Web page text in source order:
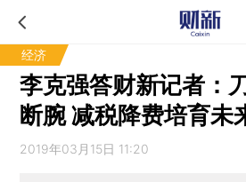
经济
李克强答财新记者：
断腕 减税降费培育未
2019年03月15日 11:20